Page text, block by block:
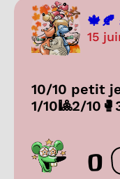
15
10/10 petit
1/10🎱2/
0